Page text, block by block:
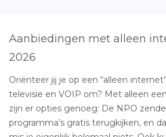
Aanbiedingen met alleen
2026
Oriënteer jij je op een “alleen
televisie en VOIP om? Met alleen
zijn er opties genoeg: De NPO
programma’s gratis terugkijken, en